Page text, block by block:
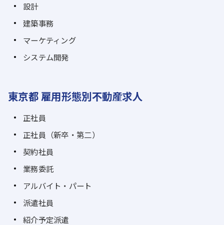
設計
建築事務
マーケティング
システム開発
東京都 雇用形態別不動産求人
正社員
正社員（新卒・第二）
契約社員
業務委託
アルバイト・パート
派遣社員
紹介予定派遣